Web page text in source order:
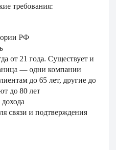
требования:
РФ
от 21 года. Существует и
— одни компании
до 65 лет, другие до
до 80 лет
связи и подтверждения